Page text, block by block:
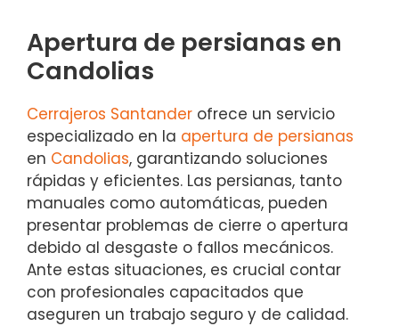
Apertura de persianas en
Candolias
Cerrajeros Santander ofrece un servicio
especializado en la apertura de persianas
en Candolias, garantizando soluciones
rápidas y eficientes. Las persianas, tanto
manuales como automáticas, pueden
presentar problemas de cierre o apertura
debido al desgaste o fallos mecánicos.
Ante estas situaciones, es crucial contar
con profesionales capacitados que
aseguren un trabajo seguro y de calidad.